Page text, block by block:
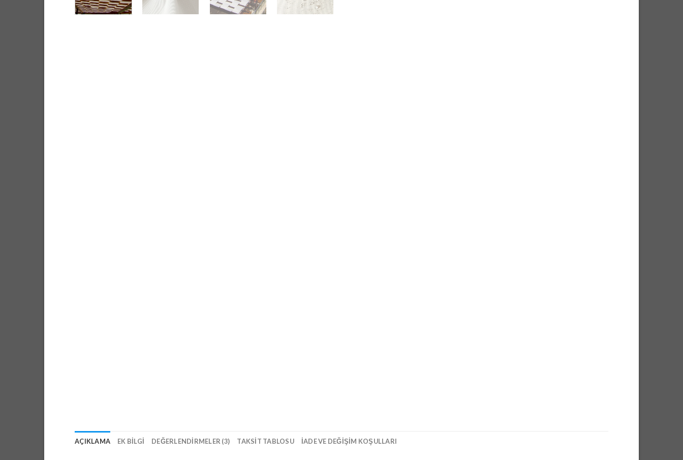
AÇIKLAMA EK BILGI DEĞERLENDIRMELER (3) TAKSIT TABLOSU İADE VE DEĞIŞIM KOŞULLARI